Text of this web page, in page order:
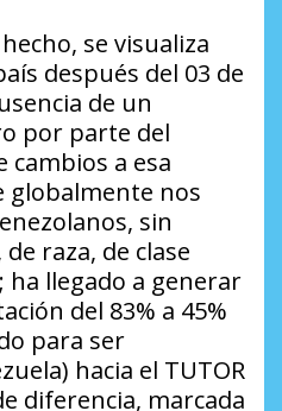
se visualiza
después del 03 de
de un
por parte del
cambios a esa
globalmente nos
sin
raza, de clase
ha llegado a generar
del 83% a 45%
para ser
hacia el TUTOR
diferencia, marcada